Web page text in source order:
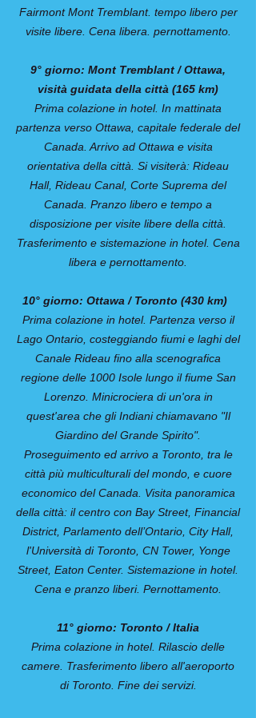
Fairmont Mont Tremblant. tempo libero per
visite libere. Cena libera. pernottamento.
9° giorno: Mont Tremblant / Ottawa,
visità guidata della città (165 km)
Prima colazione in hotel. In mattinata
partenza verso Ottawa, capitale federale del
Canada. Arrivo ad Ottawa e visita
orientativa della città. Si visiterà: Rideau
Hall, Rideau Canal, Corte Suprema del
Canada. Pranzo libero e tempo a
disposizione per visite libere della città.
Trasferimento e sistemazione in hotel. Cena
libera e pernottamento.
10° giorno: Ottawa / Toronto (430 km)
Prima colazione in hotel. Partenza verso il
Lago Ontario, costeggiando fiumi e laghi del
Canale Rideau fino alla scenografica
regione delle 1000 Isole lungo il fiume San
Lorenzo. Minicrociera di un'ora in
quest'area che gli Indiani chiamavano "Il
Giardino del Grande Spirito".
Proseguimento ed arrivo a Toronto, tra le
città più multiculturali del mondo, e cuore
economico del Canada. Visita panoramica
della città: il centro con Bay Street, Financial
District, Parlamento dell’Ontario, City Hall,
l'Università di Toronto, CN Tower, Yonge
Street, Eaton Center. Sistemazione in hotel.
Cena e pranzo liberi. Pernottamento.
11° giorno: Toronto / Italia
Prima colazione in hotel. Rilascio delle
camere. Trasferimento libero all'aeroporto
di Toronto. Fine dei servizi.